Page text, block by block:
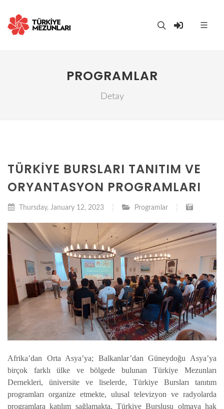
PROGRAMLAR
Detay
TÜRKIYE BURSLARI TANITIM VE
ORYANTASYON PROGRAMLARI
Thursday, January 12, 2023 Programlar
Afrika’dan Orta Asya’ya; Balkanlar’dan Güneydoğu Asya’ya
birçok farklı ülke ve bölgede bulunan Türkiye Mezunları
Dernekleri, üniversite ve liselerde, Türkiye Bursları tanıtım
programları organize etmekte, ulusal televizyon ve radyolarda
programlara katılım sağlamakta, Türkiye Burslusu olmaya hak